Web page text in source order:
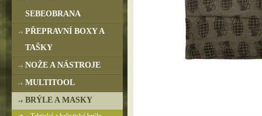
SEBEOBRANA
PŘEPRAVNÍ BOXY A
TAŠKY
NOŽE A NÁSTROJE
MULTITOOL
BRÝLE A MASKY